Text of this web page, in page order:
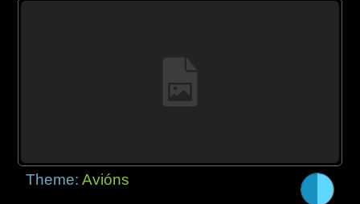
Theme:Avións